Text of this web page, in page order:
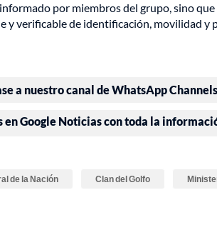
por miembros del grupo, sino
y verificable de identificación, movilidad y
a nuestro canal de WhatsApp
en Google Noticias con toda la
de la Nación Clan del Golfo